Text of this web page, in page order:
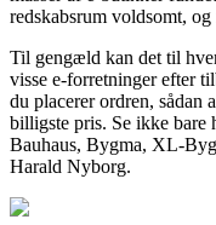
redskabsrum voldsomt,
Til gengæld kan det til
visse e-forretninger efter
du placerer ordren, sådan
billigste pris. Se ikke bare
Bauhaus, Bygma, XL-
Harald Nyborg.